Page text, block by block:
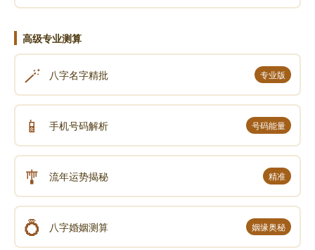
高级专业测算
🪄 八字名字精批 专业版
📱 手机号码解析 号码能量
🎐 流年运势揭秘 精准
💍 八字婚姻测算 姻缘奥秘